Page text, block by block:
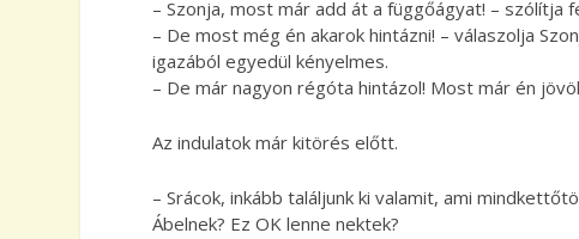
– Szonja, most már add át a függőágyat! – szólítja
– De most még én akarok hintázni! – válaszolja
igazából egyedül kényelmes.
– De már nagyon régóta hintázol! Most már én
Az indulatok már kitörés előtt.
– Srácok, inkább találjunk ki valamit, ami
Ábelnek? Ez OK lenne nektek?